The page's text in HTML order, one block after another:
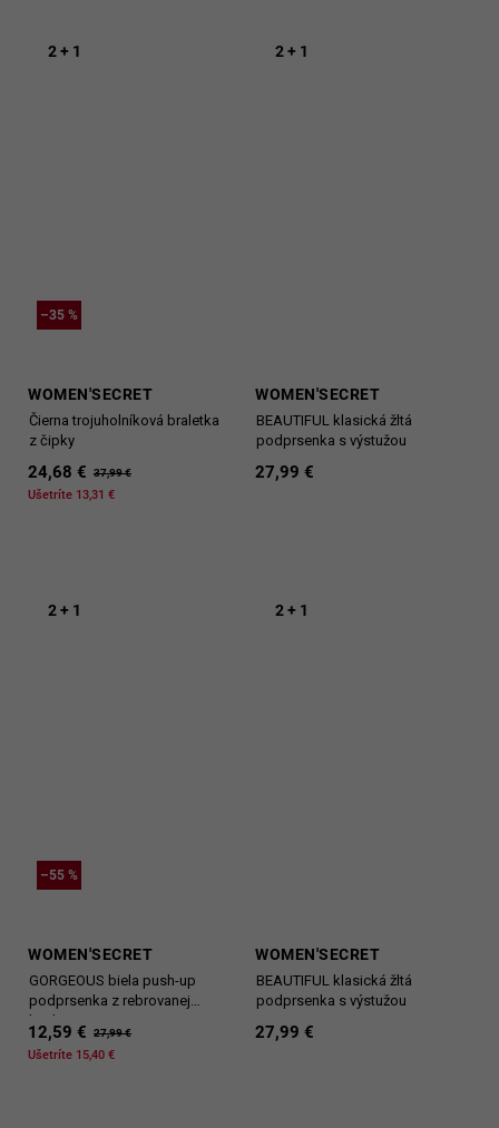
2 + 1
–35 %
WOMEN'SECRET
Čierna trojuholníková braletka
z čipky
24,68 € 37,99 €
Ušetríte 13,31 €
2 + 1
WOMEN'SECRET
BEAUTIFUL klasická žltá
podprsenka s výstužou
27,99 €
2 + 1
–55 %
WOMEN'SECRET
GORGEOUS biela push-up
podprsenka z rebrovanej
bavlny
12,59 € 27,99 €
Ušetríte 15,40 €
2 + 1
WOMEN'SECRET
BEAUTIFUL klasická žltá
podprsenka s výstužou
27,99 €